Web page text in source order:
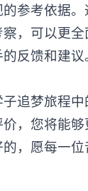
考依据。
，可以更
反馈和建议
追梦旅程中
，您将能
，愿每一